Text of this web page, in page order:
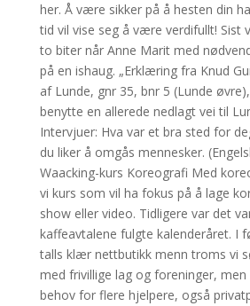
her. Å være sikker på å hesten din
tid vil vise seg å være verdifullt! Sist
to biter når Anne Marit med
på en ishaug. „Erklæring fra Knud
af Lunde, gnr 35, bnr 5 (Lunde
benytte en allerede nedlagt vei til
Intervjuer: Hva var et bra sted for
du liker å omgås mennesker.
Waacking-kurs Koreografi Med
vi kurs som vil ha fokus på å lage
show eller video. Tidligere var det
kaffeavtalene fulgte kalenderåret. I
talls klær nettbutikk menn troms vi
med frivillige lag og foreninger,
behov for flere hjelpere, også